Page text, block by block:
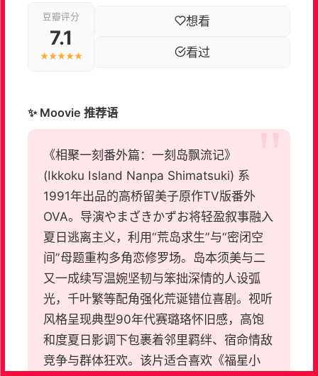
豆瓣评分
7.1
★★★★★
想看
看过
✨ Moovie 推荐语
《相聚一刻番外篇：一刻岛飘流记》
(Ikkoku Island Nanpa Shimatsuki) 系
1991年出品的高桥留美子原作TV版番外
OVA。导演やまざきかずお将轻盈叙事融入
夏日逃离主义，利用“荒岛求生”与“密闭空
间”母题重构多角恋修罗场。岛本须美与二
又一成续写温婉坚韧与笨拙深情的人设弧
光，千叶繁等配角强化荒诞错位喜剧。视听
风格呈现典型90年代赛璐珞怀旧感，高饱
和度夏日影调下包裹着邻里羁绊、宿命情敌
竞争与群体狂欢。该片适合喜欢《福星小